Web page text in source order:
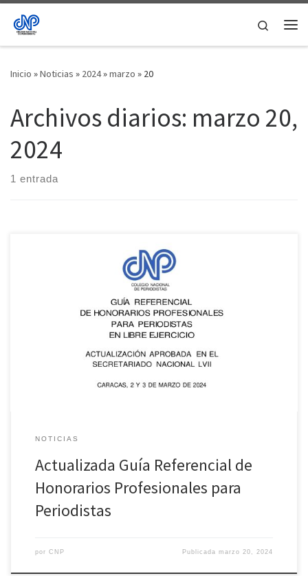
Saltar al contenido
Search
Inicio »Noticias » 2024»marzo » 20
Archivos diarios: marzo 20,
2024
1 entrada
La Guía Referencial fue reajustada en el Secretariado número LVII
del CNP y está dirigida únicamente a periodistas en libre ejercicio.
NOTICIAS
Actualizada Guía Referencial de
Honorarios Profesionales para
Periodistas
por CNP Publicadamarzo 20, 2024